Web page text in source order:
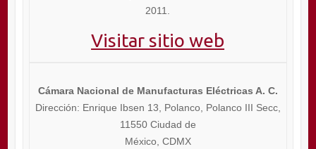
2011.
Visitar sitio web
Cámara Nacional de Manufacturas Eléctricas A. C.
Dirección: Enrique Ibsen 13, Polanco, Polanco III Secc,
11550 Ciudad de
México, CDMX